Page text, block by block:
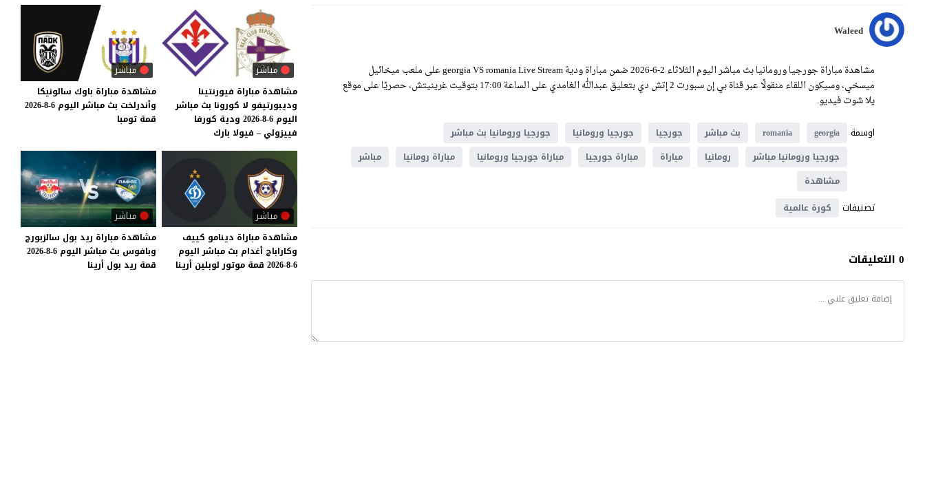
Waleed
مشاهدة مباراة جورجيا ورومانيا بث مباشر اليوم الثلاثاء 2-6-2026 ضمن مباراة ودية georgia VS romania Live Stream على ملعب ميخائيل
ميسخي، وسيكون اللقاء منقولًا عبر قناة بي إن سبورت 2 إتش دي بتعليق عبدالله الغامدي على الساعة 17:00 بتوقيت غرينيتش، حصريًا على موقع
يلا شوت فيديو.
اوسمة
georgia
romania بث مباشر جورجيا جورجيا ورومانيا
جورجيا ورومانيا بث مباشر
جورجيا ورومانيا مباشر
رومانيا مباراة مباراة جورجيا مباراة جورجيا ورومانيا مباراة رومانيا
مباشر
مشاهدة
تصنيفات كورة عالمية
0 التعليقات
مباشر
مشاهدة مباراة فيورنتينا
وديبورتيفو لا كورونا بث مباشر
اليوم 6-8-2026 ودية كورفا
فييزولي – فيولا بارك
مباشر
مشاهدة مباراة باوك سالونيكا
وأندرلخت بث مباشر اليوم 6-8-2026
قمة تومبا
مباشر
مشاهدة مباراة دينامو كييف
وكاراباج أغدام بث مباشر اليوم
6-8-2026
قمة موتور لوبلين أرينا
مباشر
مشاهدة مباراة ريد بول سالزبورج
وبافوس بث مباشر اليوم 6-8-2026
قمة ريد بول أرينا